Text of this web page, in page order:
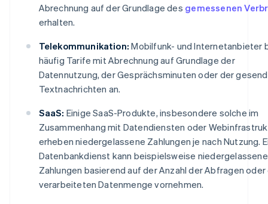
Abrechnung auf der Grundlage des gemessenen
erhalten.
Telekommunikation: Mobilfunk- und Internetanbieter
häufig Tarife mit Abrechnung auf Grundlage der
Datennutzung, der Gesprächsminuten oder der
Textnachrichten an.
SaaS: Einige SaaS-Produkte, insbesondere solche im
Zusammenhang mit Datendiensten oder
erheben niedergelassene Zahlungen je nach Nutzung.
Datenbankdienst kann beispielsweise niedergelassene
Zahlungen basierend auf der Anzahl der Abfragen oder
verarbeiteten Datenmenge vornehmen.